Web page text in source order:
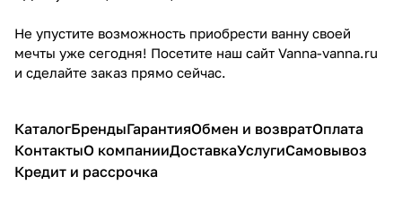
Не упустите возможность приобрести ванну своей
мечты уже сегодня! Посетите наш сайт Vanna-vanna.ru
и сделайте заказ прямо сейчас.
КаталогБрендыГарантияОбмен и возвратОплата
КонтактыО компанииДоставкаУслугиСамовывоз
Кредит и рассрочка